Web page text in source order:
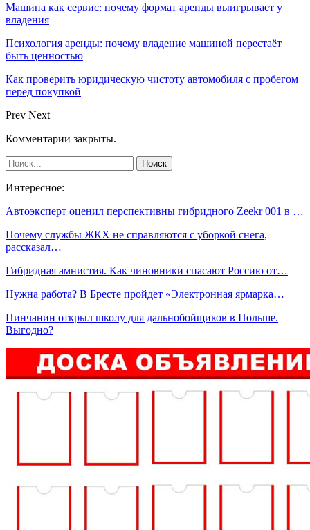
Машина как сервис: почему формат аренды выигрывает у
владения
Психология аренды: почему владение машиной перестаёт
быть ценностью
Как проверить юридическую чистоту автомобиля с пробегом
перед покупкой
Prev Next
Комментарии закрыты.
Интересное:
Автоэксперт оценил перспективны гибридного Zeekr 001 в …
Почему службы ЖКХ не справляются с уборкой снега,
рассказал…
Гибридная амнистия. Как чиновники спасают Россию от…
Нужна работа? В Бресте пройдет «Электронная ярмарка…
Пинчанин открыл школу для дальнобойщиков в Польше.
Выгодно?